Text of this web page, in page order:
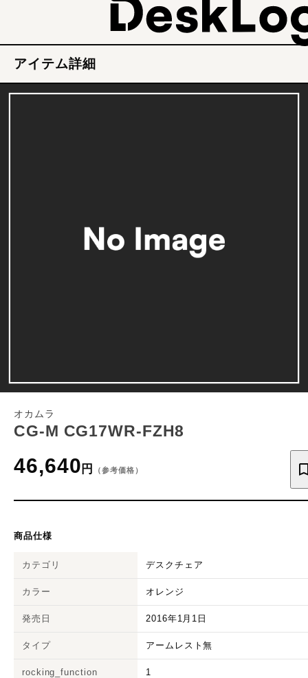
アイテム詳細
オカムラ
CG-M CG17WR-FZH8
46,640 円 （参考価格）
商品仕様
カテゴリ デスクチェア
カラー オレンジ
発売日 2016年1月1日
タイプ アームレスト無
rocking_function 1